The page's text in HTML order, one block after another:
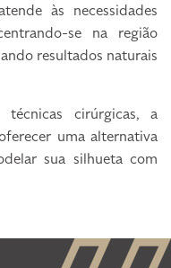
às necessidades
se na região
resultados naturais
cirúrgicas, a
uma alternativa
sua silhueta com